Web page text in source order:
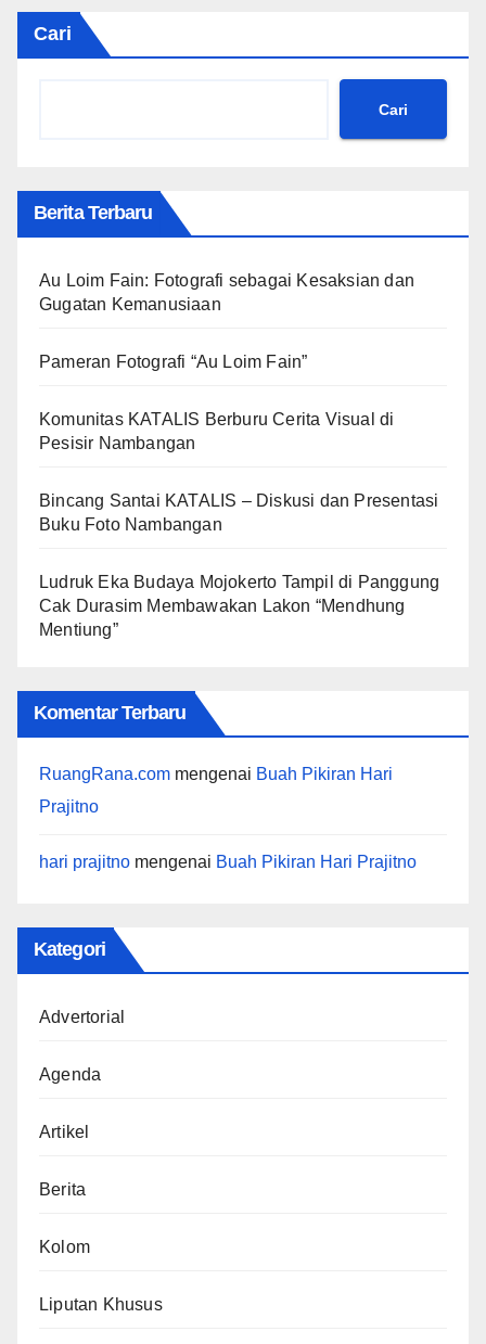
Cari
Cari
Berita Terbaru
Au Loim Fain: Fotografi sebagai Kesaksian dan
Gugatan Kemanusiaan
Pameran Fotografi “Au Loim Fain”
Komunitas KATALIS Berburu Cerita Visual di
Pesisir Nambangan
Bincang Santai KATALIS – Diskusi dan Presentasi
Buku Foto Nambangan
Ludruk Eka Budaya Mojokerto Tampil di Panggung
Cak Durasim Membawakan Lakon “Mendhung
Mentiung”
Komentar Terbaru
RuangRana.com mengenai Buah Pikiran Hari
Prajitno
hari prajitno mengenai Buah Pikiran Hari Prajitno
Kategori
Advertorial
Agenda
Artikel
Berita
Kolom
Liputan Khusus